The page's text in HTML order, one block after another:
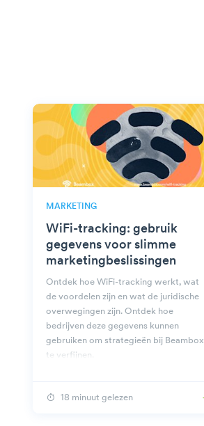
MARKETING
WiFi-tracking: gebruik
gegevens voor slimme
marketingbeslissingen
Ontdek hoe WiFi-tracking werkt, wat
de voordelen zijn en wat de juridische
overwegingen zijn. Ontdek hoe
bedrijven deze gegevens kunnen
gebruiken om strategieën bij Beambox
te verfijnen.
18 minuut gelezen